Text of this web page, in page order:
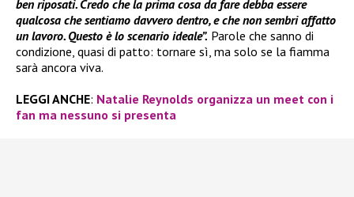
ben riposati. Credo che la prima cosa da fare debba essere
qualcosa che sentiamo davvero dentro, e che non sembri affatto
un lavoro. Questo è lo scenario ideale”. Parole che sanno di
condizione, quasi di patto: tornare sì, ma solo se la fiamma
sarà ancora viva.
LEGGI ANCHE: Natalie Reynolds organizza un meet con i
fan ma nessuno si presenta